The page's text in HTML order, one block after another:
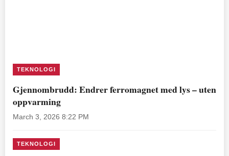
TEKNOLOGI
Gjennombrudd: Endrer ferromagnet med lys – uten
oppvarming
March 3, 2026 8:22 PM
TEKNOLOGI